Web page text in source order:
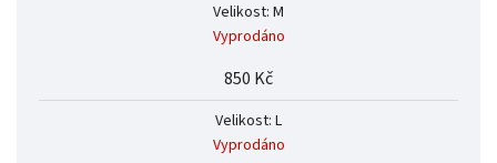
Velikost: M
Vyprodáno
850 Kč
Velikost: L
Vyprodáno